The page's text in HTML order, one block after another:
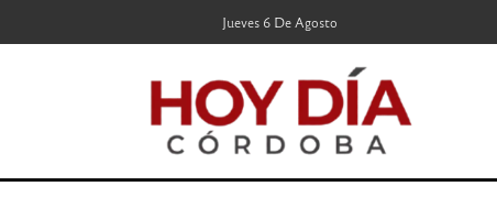
Jueves 6 De Agosto